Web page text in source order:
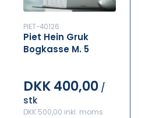
PIET-40126
Piet Hein Gruk
Bogkasse M. 5
DKK 400,00 /
stk
DKK 500,00 inkl. moms